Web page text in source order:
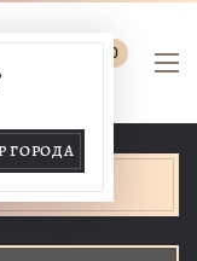
0
ГОРОДА